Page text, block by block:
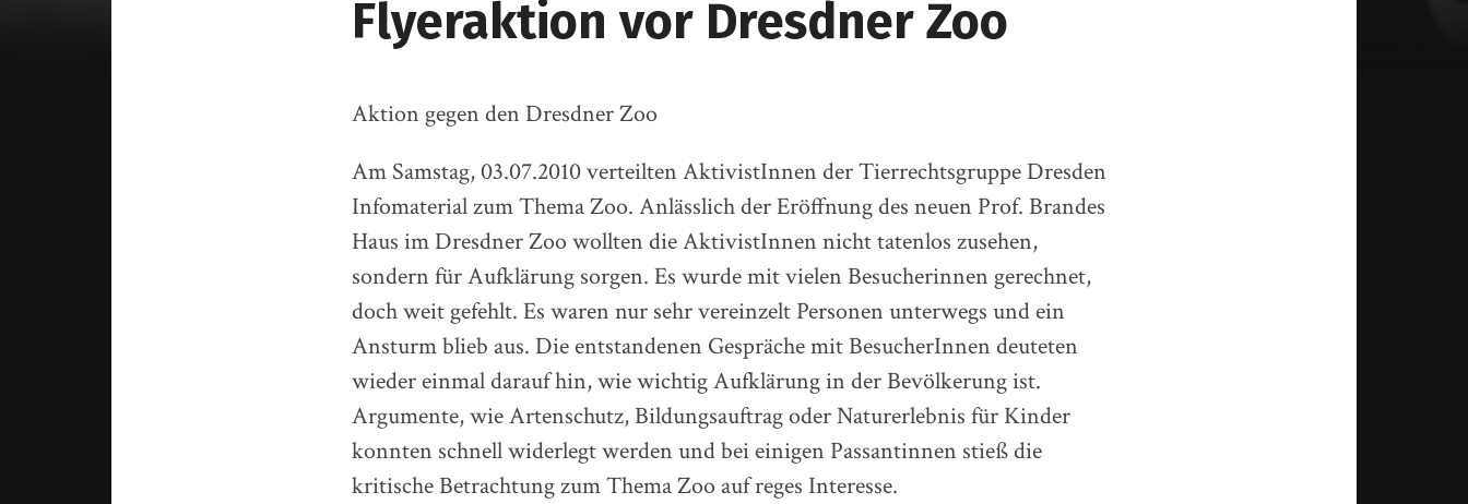
Flyeraktion vor Dresdner Zoo
Aktion gegen den Dresdner Zoo
Am Samstag, 03.07.2010 verteilten AktivistInnen der Tierrechtsgruppe Dresden
Infomaterial zum Thema Zoo. Anlässlich der Eröffnung des neuen Prof. Brandes
Haus im Dresdner Zoo wollten die AktivistInnen nicht tatenlos zusehen,
sondern für Aufklärung sorgen. Es wurde mit vielen Besucherinnen gerechnet,
doch weit gefehlt. Es waren nur sehr vereinzelt Personen unterwegs und ein
Ansturm blieb aus. Die entstandenen Gespräche mit BesucherInnen deuteten
wieder einmal darauf hin, wie wichtig Aufklärung in der Bevölkerung ist.
Argumente, wie Artenschutz, Bildungsauftrag oder Naturerlebnis für Kinder
konnten schnell widerlegt werden und bei einigen Passantinnen stieß die
kritische Betrachtung zum Thema Zoo auf reges Interesse.